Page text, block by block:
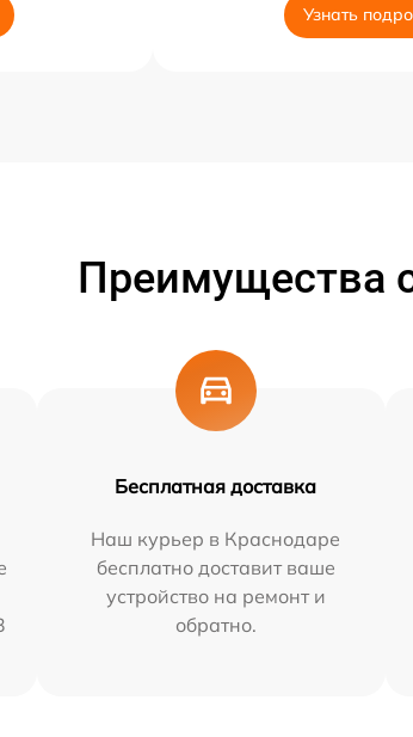
Узнать
Преимущества
Бесплатная доставка
Наш курьер в Краснодаре
бесплатно доставит ваше
устройство на ремонт и
обратно.